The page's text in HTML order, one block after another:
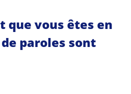
que vous êtes en
paroles sont